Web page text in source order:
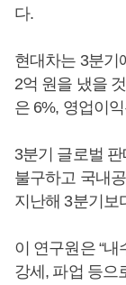
다.
현대차는 3분기
2억 원을 냈을
은 6%, 영업이
3분기 글로벌
불구하고 국내
지난해 3분기보
이 연구원은 “
강세, 파업 등으